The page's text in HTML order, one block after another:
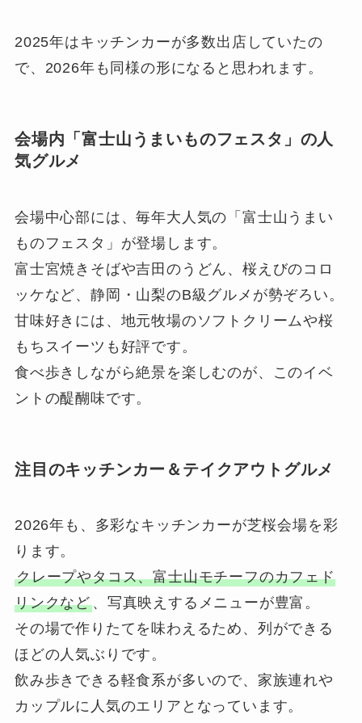
2025年はキッチンカーが多数出店していたの
で、2026年も同様の形になると思われます。
会場内「富士山うまいものフェスタ」の人
気グルメ
会場中心部には、毎年大人気の「富士山うまい
ものフェスタ」が登場します。
富士宮焼きそばや吉田のうどん、桜えびのコロ
ッケなど、静岡・山梨のB級グルメが勢ぞろい。
甘味好きには、地元牧場のソフトクリームや桜
もちスイーツも好評です。
食べ歩きしながら絶景を楽しむのが、このイベ
ントの醍醐味です。
注目のキッチンカー＆テイクアウトグルメ
2026年も、多彩なキッチンカーが芝桜会場を彩
ります。
クレープやタコス、富士山モチーフのカフェド
リンクなど、写真映えするメニューが豊富。
その場で作りたてを味わえるため、列ができる
ほどの人気ぶりです。
飲み歩きできる軽食系が多いので、家族連れや
カップルに人気のエリアとなっています。